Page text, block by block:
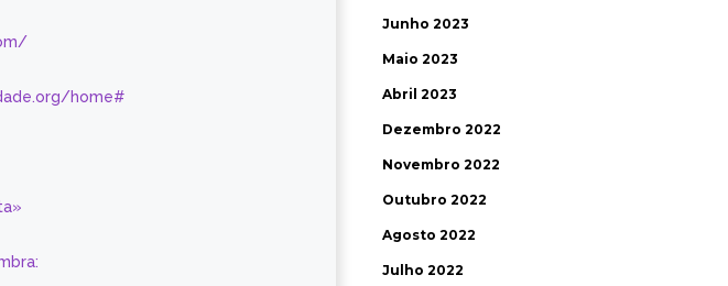
home#
Junho 2023
Maio 2023
Abril 2023
Dezembro 2022
Novembro 2022
Outubro 2022
Agosto 2022
Julho 2022